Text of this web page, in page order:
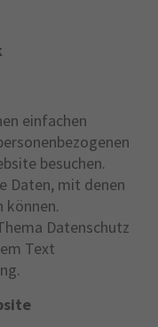
einfachen
besuchen.
Daten, mit denen
können.
Datenschutz
Text